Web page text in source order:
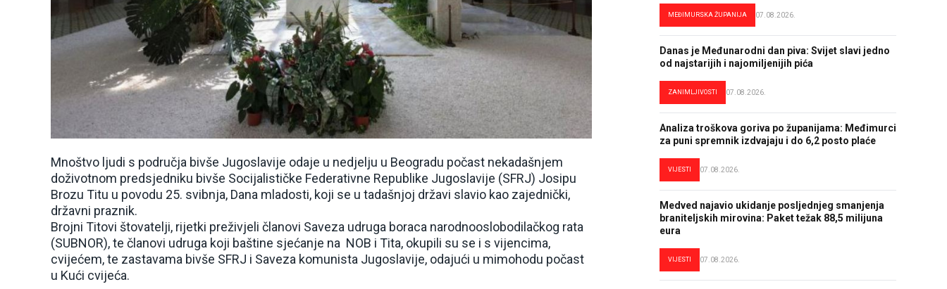
Mnoštvo ljudi s područja bivše Jugoslavije odaje u nedjelju u Beogradu počast nekadašnjem
doživotnom predsjedniku bivše Socijalističke Federativne Republike Jugoslavije (SFRJ) Josipu
Brozu Titu u povodu 25. svibnja, Dana mladosti, koji se u tadašnjoj državi slavio kao zajednički,
državni praznik.
Brojni Titovi štovatelji, rijetki preživjeli članovi Saveza udruga boraca narodnooslobodilačkog rata
(SUBNOR), te članovi udruga koji baštine sjećanje na NOB i Tita, okupili su se i s vijencima,
cvijećem, te zastavama bivše SFRJ i Saveza komunista Jugoslavije, odajući u mimohodu počast
u Kući cvijeća.
MEĐIMURSKA ŽUPANIJA 07.08.2026.
Danas je Međunarodni dan piva: Svijet slavi jedno
od najstarijih i najomiljenijih pića
ZANIMLJIVOSTI 07.08.2026.
Analiza troškova goriva po županijama: Međimurci
za puni spremnik izdvajaju i do 6,2 posto plaće
VIJESTI 07.08.2026.
Medved najavio ukidanje posljednjeg smanjenja
braniteljskih mirovina: Paket težak 88,5 milijuna
eura
VIJESTI 07.08.2026.